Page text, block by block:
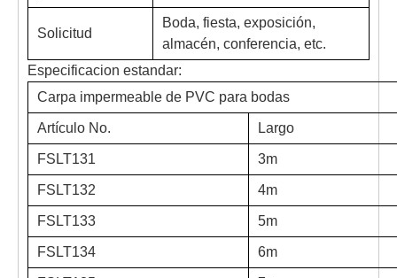
Solicitud
Boda, fiesta, exposición,
almacén, conferencia, etc.
Especificacion estandar:
Carpa impermeable de PVC para bodas
Artículo No. Largo
FSLT131 3m
FSLT132 4m
FSLT133 5m
FSLT134 6m